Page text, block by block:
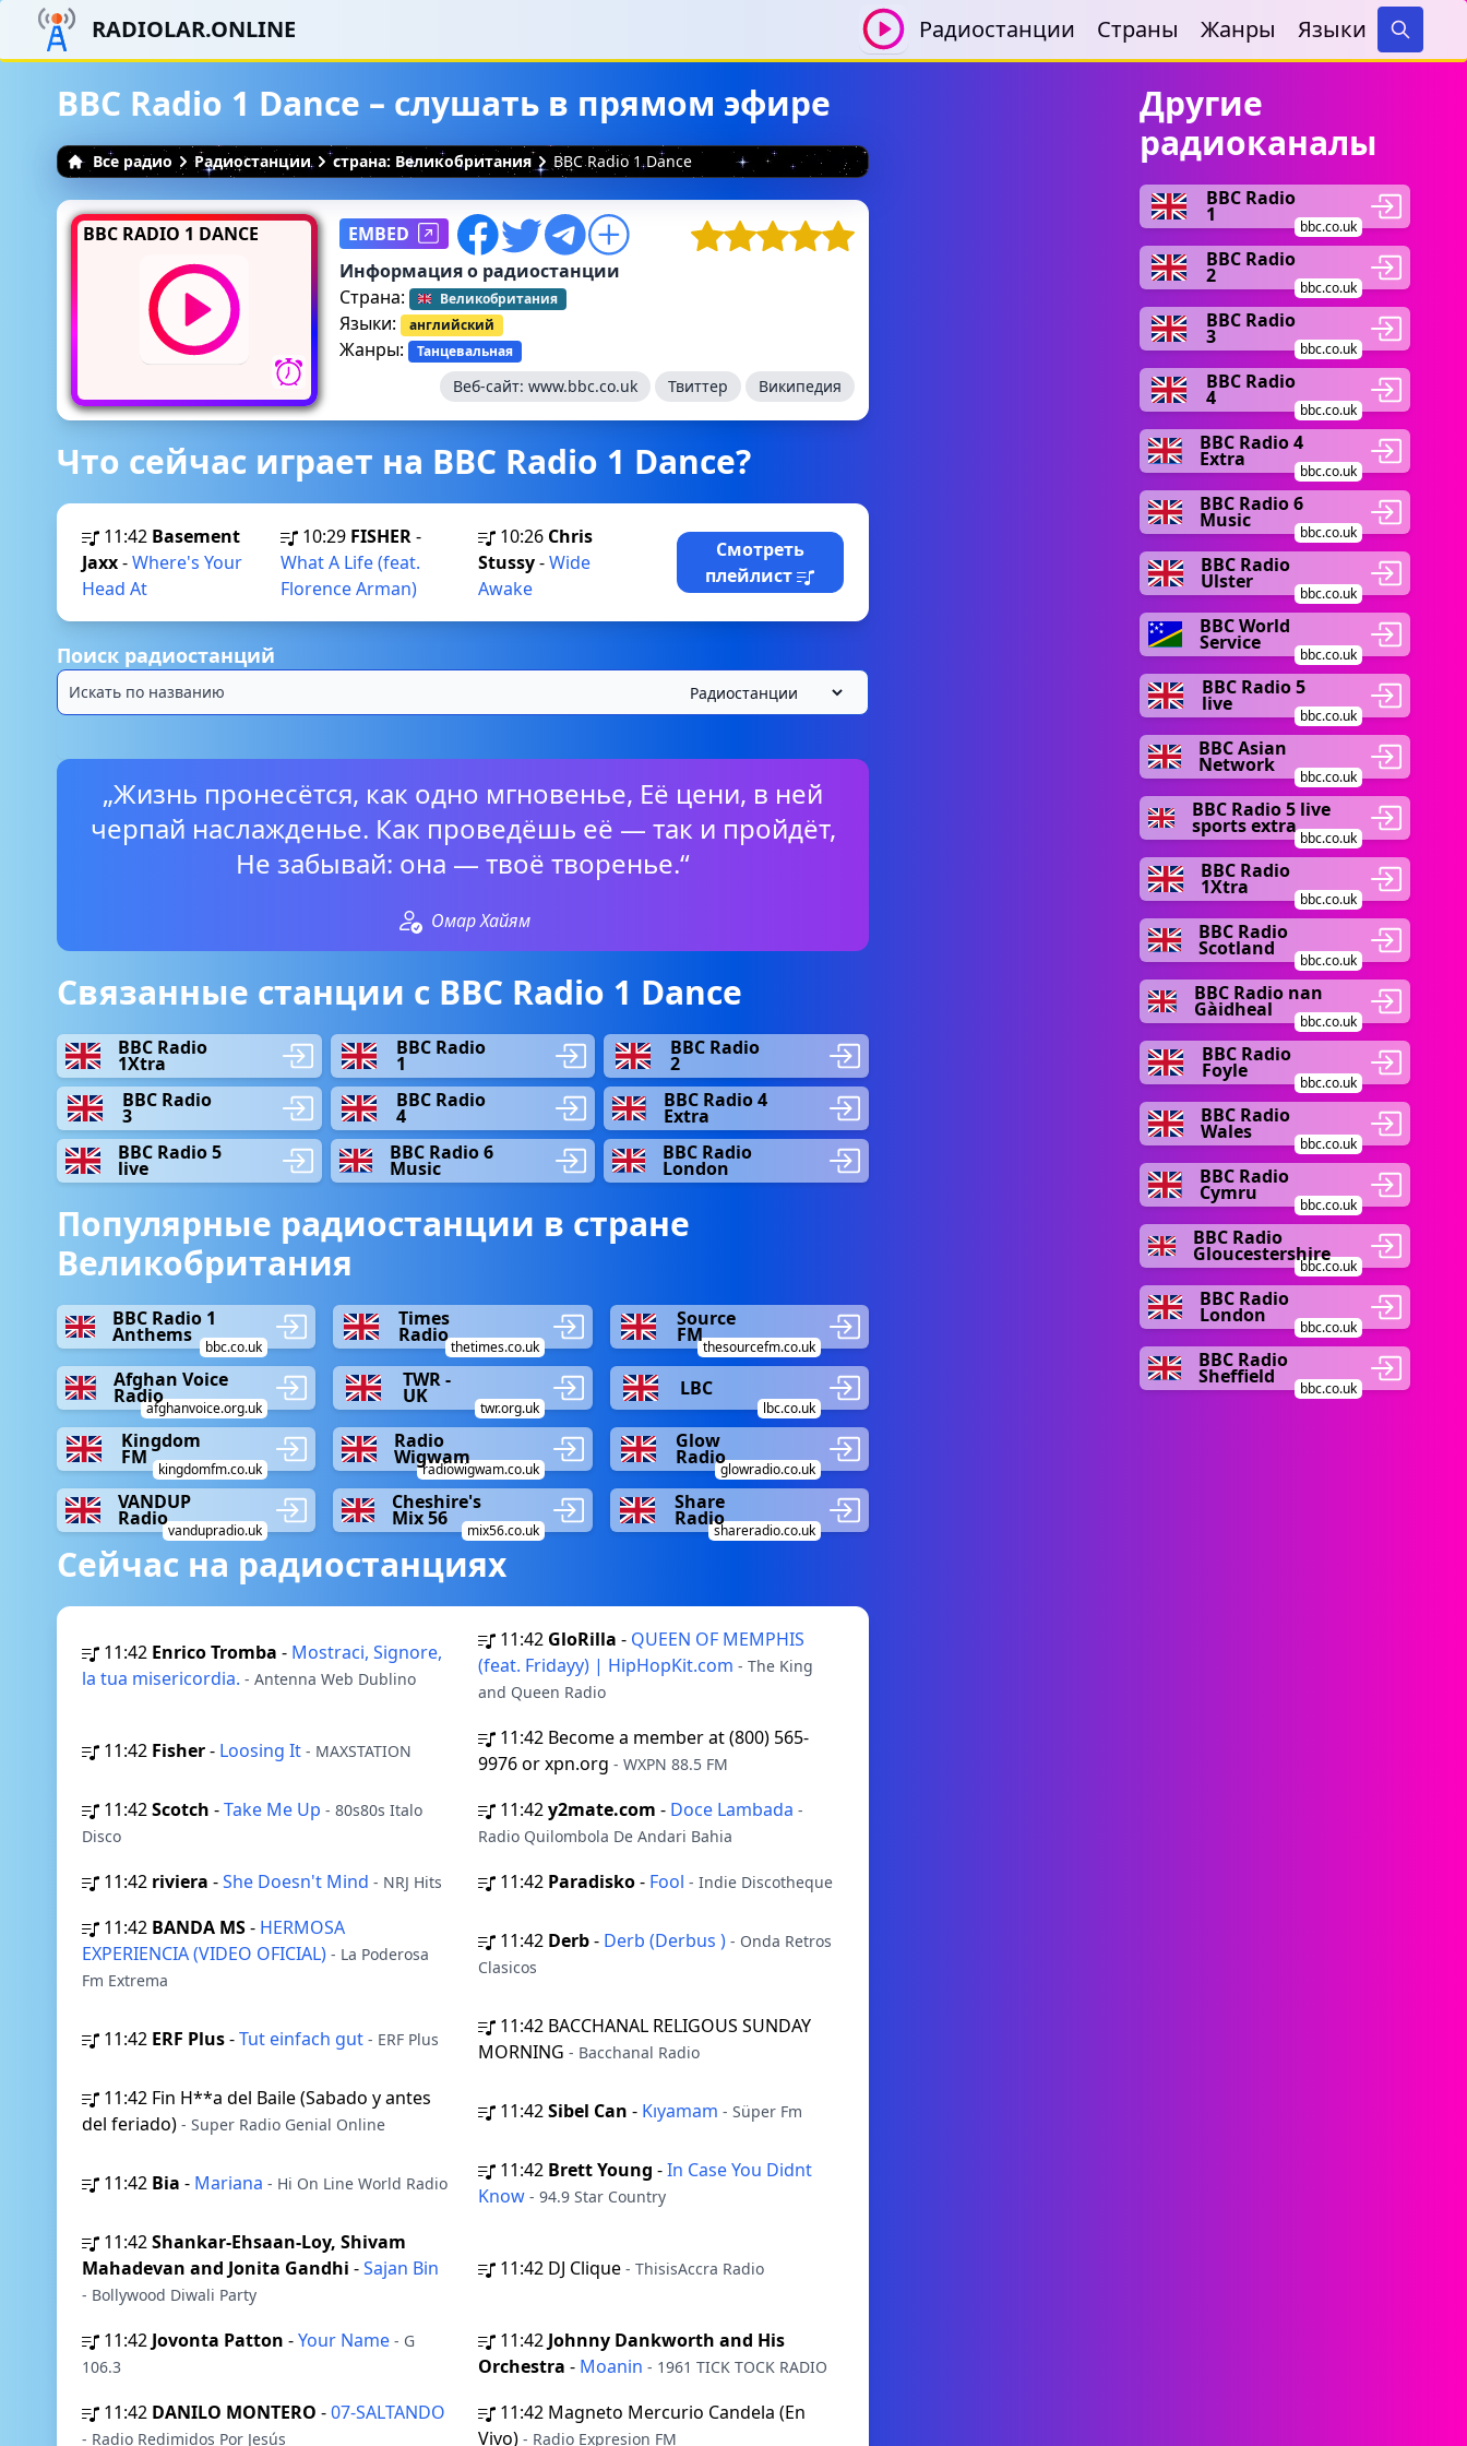
RADIOLAR.ONLINE Радиостанции Страны Жанры Языки
Search
BBC Radio 1 Dance – слушать в прямом эфире
Все радио Радиостанции страна: Великобритания BBC Radio 1 Dance
BBC RADIO 1 DANCE
EMBED
Информация о радиостанции
Страна:
Великобритания
Языки: английский
Жанры: Танцевальная
Веб-сайт: www.bbc.co.uk Твиттер Википедия
Что сейчас играет на BBC Radio 1 Dance?
11:42 Basement
Jaxx-Where's Your
Head At
10:29 FISHER-
What A Life (feat.
Florence Arman)
10:26 Chris
Stussy-Wide
Awake
Смотреть
плейлист
Поиск радиостанций
„Жизнь пронесётся, как одно мгновенье, Её цени, в ней
черпай наслажденье. Как проведёшь её — так и пройдёт,
Не забывай: она — твоё творенье.“
Омар Хайям
Связанные станции с BBC Radio 1 Dance
BBC Radio
1Xtra
BBC Radio
1
BBC Radio
2
BBC Radio
3
BBC Radio
4
BBC Radio 4
Extra
BBC Radio 5
live
BBC Radio 6
Music
BBC Radio
London
Популярные радиостанции в стране
Великобритания
BBC Radio 1
Anthems
bbc.co.uk
Times
Radio
thetimes.co.uk
Source
FM
thesourcefm.co.uk
Afghan Voice
Radio
afghanvoice.org.uk
TWR -
UK
twr.org.uk
LBC
lbc.co.uk
Kingdom
FM
kingdomfm.co.uk
Radio
Wigwam
radiowigwam.co.uk
Glow
Radio
glowradio.co.uk
VANDUP
Radio
vandupradio.uk
Cheshire's
Mix 56
mix56.co.uk
Share
Radio
shareradio.co.uk
Сейчас на радиостанциях
11:42 Enrico Tromba - Mostraci, Signore,
la tua misericordia. - Antenna Web Dublino
11:42 GloRilla - QUEEN OF MEMPHIS
(feat. Fridayy) | HipHopKit.com - The King
and Queen Radio
11:42 Fisher- Loosing It - MAXSTATION
11:42 Become a member at (800) 565-
9976 or xpn.org - WXPN 88.5 FM
11:42Scotch -Take Me Up - 80s80s Italo
Disco
11:42y2mate.com - Doce Lambada -
Radio Quilombola De Andari Bahia
11:42 riviera -She Doesn't Mind - NRJ Hits 11:42 Paradisko- Fool - Indie Discotheque
11:42 BANDA MS- HERMOSA
EXPERIENCIA (VIDEO OFICIAL) - La Poderosa
Fm Extrema
11:42 Derb- Derb (Derbus ) - Onda Retros
Clasicos
11:42 ERF Plus-Tut einfach gut - ERF Plus
11:42 BACCHANAL RELIGOUS SUNDAY
MORNING - Bacchanal Radio
11:42 Fin H**a del Baile (Sabado y antes
del feriado) - Super Radio Genial Online
11:42Sibel Can - Kıyamam - Süper Fm
11:42 Bia - Mariana - Hi On Line World Radio
11:42 Brett Young -In Case You Didnt
Know - 94.9 Star Country
11:42Shankar-Ehsaan-Loy, Shivam
Mahadevan and Jonita Gandhi -Sajan Bin
- Bollywood Diwali Party
11:42 DJ Clique - ThisisAccra Radio
11:42 Jovonta Patton -Your Name - G
106.3
11:42 Johnny Dankworth and His
Orchestra - Moanin - 1961 TICK TOCK RADIO
11:42 DANILO MONTERO -07-SALTANDO
- Radio Redimidos Por Jesús
11:42 Magneto Mercurio Candela (En
Vivo) - Radio Expresion FM
Другие
радиоканалы
BBC Radio
1
bbc.co.uk
BBC Radio
2
bbc.co.uk
BBC Radio
3
bbc.co.uk
BBC Radio
4
bbc.co.uk
BBC Radio 4
Extra
bbc.co.uk
BBC Radio 6
Music
bbc.co.uk
BBC Radio
Ulster
bbc.co.uk
BBC World
Service
bbc.co.uk
BBC Radio 5
live
bbc.co.uk
BBC Asian
Network
bbc.co.uk
BBC Radio 5 live
sports extra
bbc.co.uk
BBC Radio
1Xtra
bbc.co.uk
BBC Radio
Scotland
bbc.co.uk
BBC Radio nan
Gàidheal
bbc.co.uk
BBC Radio
Foyle
bbc.co.uk
BBC Radio
Wales
bbc.co.uk
BBC Radio
Cymru
bbc.co.uk
BBC Radio
Gloucestershire
bbc.co.uk
BBC Radio
London
bbc.co.uk
BBC Radio
Sheffield
bbc.co.uk